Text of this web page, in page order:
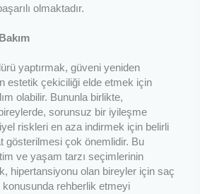
olmaktadır.
yaptırmak, güveni yeniden
estetik çekiciliği elde etmek için
olabilir. Bununla birlikte,
sorunsuz bir iyileşme
riskleri en aza indirmek için belirli
gösterilmesi çok önemlidir. Bu
ve yaşam tarzı seçimlerinin
hipertansiyonu olan bireyler için saç
konusunda rehberlik etmeyi